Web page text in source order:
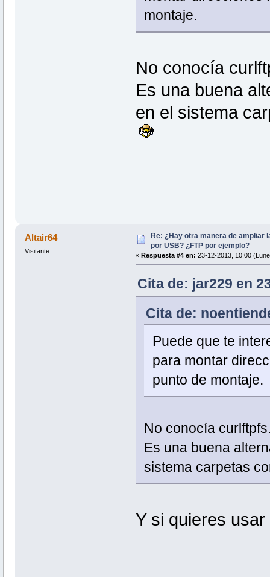
montaje.
No conocía
Es una buena
en el sistema
Altair64
Visitante
Re: ¿Hay otra manera de ampliar
por USB? ¿FTP por ejemplo?
« Respuesta #4 en: 23-12-2013, 10:00
Cita de: jar229 en
Cita de:
Puede que te
para montar
punto de montaje.
No conocía
Es una buena
sistema carpetas
Y si quieres